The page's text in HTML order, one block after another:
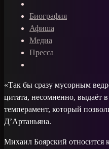
Биография
Афиша
Медиа
Пресса
«Так бы сразу мусорным
цитата, несомненно, выдаёт
темперамент, который
Д’Артаньяна.
Михаил Боярский относится